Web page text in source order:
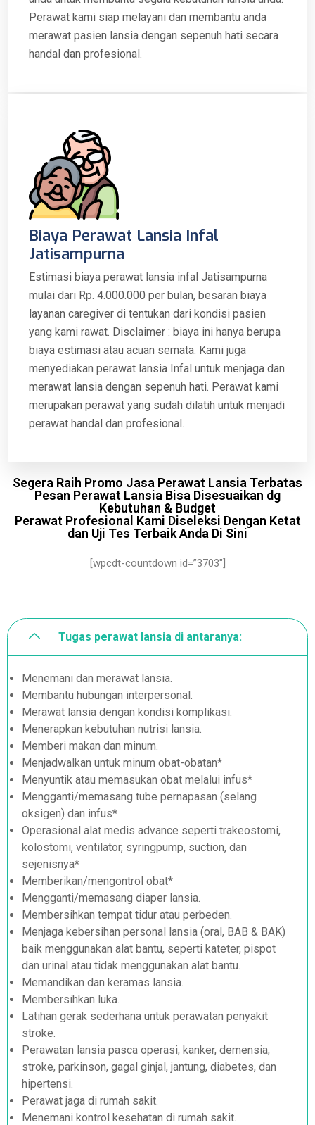
Perawat kami siap melayani dan membantu anda
merawat pasien lansia dengan sepenuh hati secara
handal dan profesional.
Biaya Perawat Lansia Infal
Jatisampurna
Estimasi biaya perawat lansia infal Jatisampurna
mulai dari Rp. 4.000.000 per bulan, besaran biaya
layanan caregiver di tentukan dari kondisi pasien
yang kami rawat. Disclaimer : biaya ini hanya berupa
biaya estimasi atau acuan semata. Kami juga
menyediakan perawat lansia Infal untuk menjaga dan
merawat lansia dengan sepenuh hati. Perawat kami
merupakan perawat yang sudah dilatih untuk menjadi
perawat handal dan profesional.
Segera Raih Promo Jasa Perawat Lansia Terbatas
Pesan Perawat Lansia Bisa Disesuaikan dg
Kebutuhan & Budget
Perawat Profesional Kami Diseleksi Dengan Ketat
dan Uji Tes Terbaik Anda Di Sini
[wpcdt-countdown id=”3703″]
Tugas perawat lansia di antaranya:
Menemani dan merawat lansia.
Membantu hubungan interpersonal.
Merawat lansia dengan kondisi komplikasi.
Menerapkan kebutuhan nutrisi lansia.
Memberi makan dan minum.
Menjadwalkan untuk minum obat-obatan*
Menyuntik atau memasukan obat melalui infus*
Mengganti/memasang tube pernapasan (selang
oksigen) dan infus*
Operasional alat medis advance seperti trakeostomi,
kolostomi, ventilator, syringpump, suction, dan
sejenisnya*
Memberikan/mengontrol obat*
Mengganti/memasang diaper lansia.
Membersihkan tempat tidur atau perbeden.
Menjaga kebersihan personal lansia (oral, BAB & BAK)
baik menggunakan alat bantu, seperti kateter, pispot
dan urinal atau tidak menggunakan alat bantu.
Memandikan dan keramas lansia.
Membersihkan luka.
Latihan gerak sederhana untuk perawatan penyakit
stroke.
Perawatan lansia pasca operasi, kanker, demensia,
stroke, parkinson, gagal ginjal, jantung, diabetes, dan
hipertensi.
Perawat jaga di rumah sakit.
Menemani kontrol kesehatan di rumah sakit.